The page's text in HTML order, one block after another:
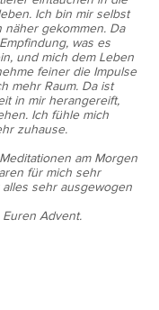
Ich bin mir selbst
näher gekommen. Da
was es
und mich dem Leben
feiner die Impulse
mehr Raum. Da ist
in mir herangereift,
Ich fühle mich
zuhause.
am Morgen
für mich sehr
sehr ausgewogen
Advent.